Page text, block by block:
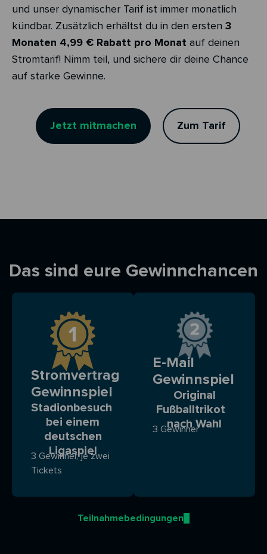
und unser dynamischer Tarif ist immer monatlich
kündbar. Zusätzlich erhältst du in den ersten 3
Monaten 4,99 € Rabatt pro Monat auf deinen
Stromtarif! Nimm teil, und sichere dir deine Chance
auf starke Gewinne.
Jetzt mitmachen Zum Tarif
Das sind eure Gewinnchancen
Stromvertrag
Gewinnspiel
Stadionbesuch
bei einem
deutschen
Ligaspiel
3 Gewinner, je zwei
Tickets
E-Mail
Gewinnspiel
Original
Fußballtrikot
nach Wahl
3 Gewinner
Teilnahmebedingungen